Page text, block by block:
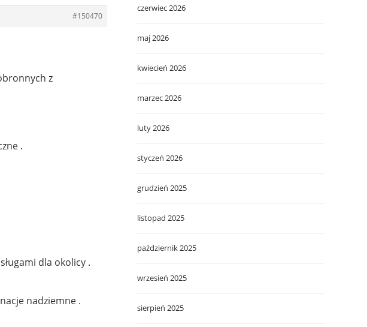
#150470
z
.
dla okolicy .
nadziemne .
czerwiec 2026
maj 2026
kwiecień 2026
marzec 2026
luty 2026
styczeń 2026
grudzień 2025
listopad 2025
październik 2025
wrzesień 2025
sierpień 2025